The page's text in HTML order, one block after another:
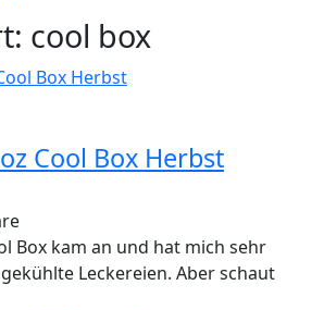
cool box
Cool Box Herbst
Box kam an und hat mich sehr
Leckereien. Aber schaut